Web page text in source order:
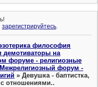
зарегистрируйтесь.
философия
демотиваторы на
форуме - религиозные
Межрелигиозный форум -
»Девушка - баптистка,
отношениями..